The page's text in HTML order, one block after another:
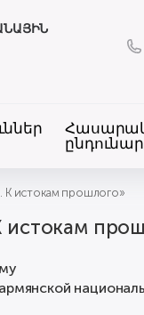
К истокам прошлого»
истокам